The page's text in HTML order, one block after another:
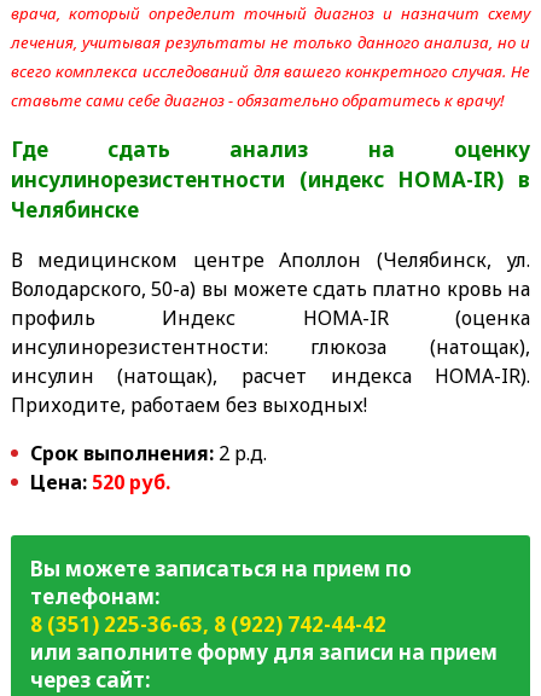
врача, который определит точный диагноз и назначит схему
лечения, учитывая результаты не только данного анализа, но и
всего комплекса исследований для вашего конкретного случая. Не
ставьте сами себе диагноз - обязательно обратитесь к врачу!
Где сдать анализ на оценку
инсулинорезистентности (индекс HOMA-IR) в
Челябинске
В медицинском центре Аполлон (Челябинск, ул.
Володарского, 50-а) вы можете сдать платно кровь на
профиль Индекс HOMA-IR (оценка
инсулинорезистентности: глюкоза (натощак),
инсулин (натощак), расчет индекса HOMA-IR).
Приходите, работаем без выходных!
Срок выполнения:2 р.д.
Цена: 520 руб.
Вы можете записаться на прием по
телефонам:
8 (351) 225-36-63, 8 (922) 742-44-42
или заполните форму для записи на прием
через сайт: